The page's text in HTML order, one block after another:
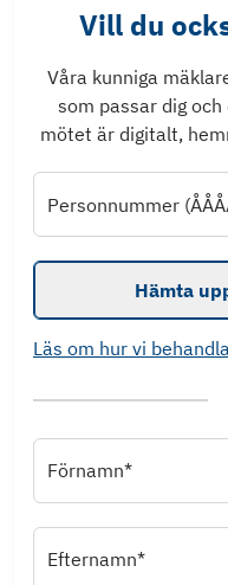
Vill du
Våra kunniga
som passar dig
mötet är digitalt,
Personnummer
Hämta
Läs om hur vi
Förnamn*
Efternamn*